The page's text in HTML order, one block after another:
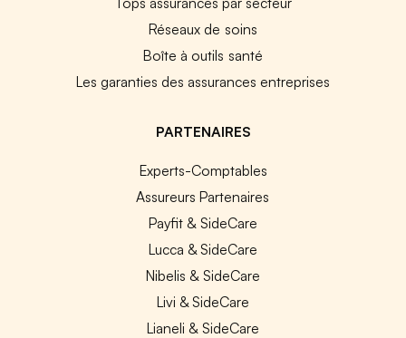
Réseaux de soins
Boîte à outils santé
Les garanties des assurances entreprises
PARTENAIRES
Experts-Comptables
Assureurs Partenaires
Payfit & SideCare
Lucca & SideCare
Nibelis & SideCare
Livi & SideCare
Lianeli & SideCare